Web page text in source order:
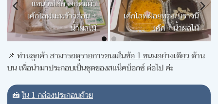
แซนวิชไส้กรอกห่มผ้า
เค้กโลฟมะพร้าวอ่อน +
น้ำผลไม้
วนี่
ไม้
📌 ท่านลูกค้า สามารถดูรายการขนมในข้อ 1 ขนมอย่างเดียวด้าน
บน เพื่อนำมาประกอบเป็นชุดของสแน็คบ็อกซ์ ต่อไป ค่ะ
🍰ใน 1 กล่องประกอบด้วย